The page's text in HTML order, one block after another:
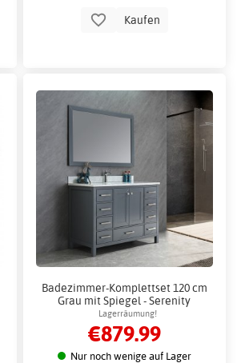
Kaufen
Badezimmer-Komplettset 120 cm
Grau mit Spiegel - Serenity
Lagerräumung!
€879.99
Nur noch wenige auf Lager